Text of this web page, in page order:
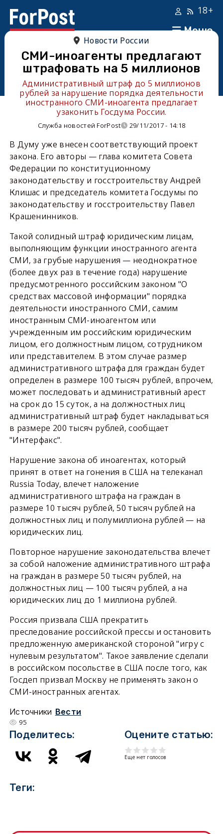
Меню
18+
Новости России
СМИ-иноагенты предлагают
штрафовать на 5 миллионов
Административный штраф до 5 миллионов
рублей за нарушение порядка деятельности
иностранного СМИ-иноагента предлагает
узаконить Госдума России.
Служба новостей ForPost 29/11/2017 - 14:18
В Думу уже внесен соответствующий проект
закона. Его авторы — глава комитета Совета
Федерации по конституционному
законодательству и госстроительству Андрей
Клишас и председатель комитета Госдумы по
законодательству и госстроительству Павел
Крашенинников.
Такой солидный штраф юридическим лицам,
выполняющим функции иностранного агента
СМИ, за грубые нарушения — неоднократное
(более двух раз в течение года) нарушение
предусмотренного российским законом "О
средствах массовой информации" порядка
деятельности иностранного СМИ, самим
иностранным СМИ-иноагентом или
учрежденным им российским юридическим
лицом, его должностным лицом, сотрудником
или представителем. В этом случае размер
административного штрафа для граждан будет
определен в размере 100 тысяч рублей, впрочем,
может последовать и административный арест
на срок до 15 суток, а на должностных лиц
административный штраф будет накладываться
в размере 200 тысяч рублей, сообщает
"Интерфакс".
Нарушение закона об иноагентах, который
принят в ответ на гонения в США на телеканал
Russia Today, влечет наложение
административного штрафа на граждан в
размере 10 тысяч рублей, 50 тысяч рублей на
должностных лиц и полумиллиона рублей — на
юридических лиц.
Повторное нарушение законодательства влечет
за собой наложение административного штрафа
на граждан в размере 50 тысяч рублей, на
должностных лиц — 100 тысяч рублей, а на
юридических лиц до 1 миллиона рублей.
Россия призвала США прекратить
преследование российской прессы и остановить
предложенную американской стороной "игру с
нулевым результатом". Такое заявление сделали
в российском посольстве в США после того, как
Госдеп призвал Москву не применять закон о
СМИ-иностранных агентах.
Источники Вести
95
Поделитесь: Оцените статью:
Еще нет голосов
Теги: